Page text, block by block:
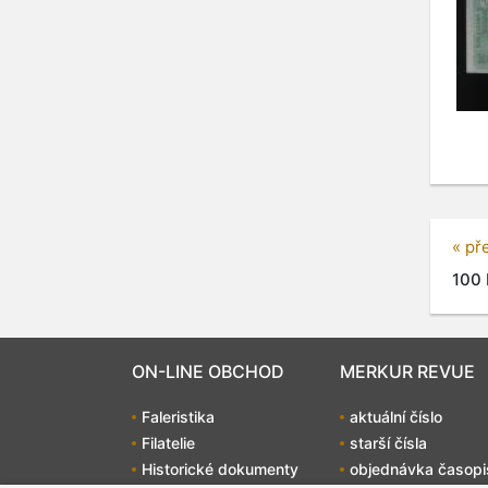
«
100
ON-LINE OBCHOD
Faleristika
Filatelie
Historické dokumenty
MERKUR REVUE
aktuální číslo
starší čísla
objednávka